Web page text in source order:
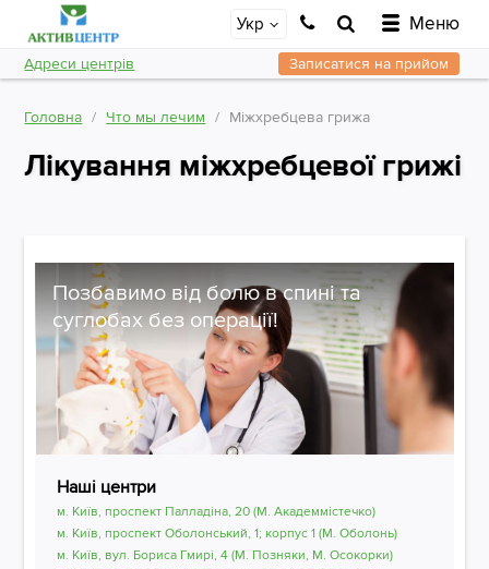
Укр Меню
Адреси центрів Записатися на прийом
Головна Что мы лечим Міжхребцева грижа
Лікування міжхребцевої грижі
Позбавимо від болю в спині та
суглобах без операції!
Наші центри
м. Київ, проспект Палладіна, 20 (М. Академмістечко)
м. Київ, проспект Оболонський, 1; корпус 1 (М. Оболонь)
м. Київ, вул. Бориса Гмирі, 4 (М. Позняки, М. Осокорки)